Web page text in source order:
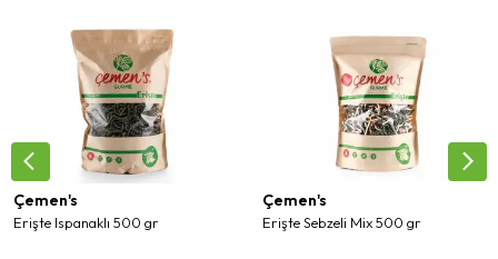
Çemen's
Erişte Ispanaklı 500 gr
Çemen's
Erişte Sebzeli Mix 500 gr